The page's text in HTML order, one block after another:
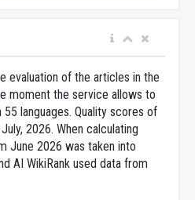
evaluation of the articles in the
moment the service allows to
languages. Quality scores of
2026. When calculating
June 2026 was taken into
AI WikiRank used data from